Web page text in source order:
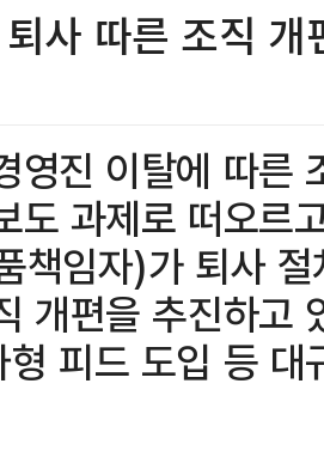
사 따른 조직
영진 이탈에 따른
도 과제로 떠오르
책임자)가 퇴사
개편을 추진하고
피드 도입 등